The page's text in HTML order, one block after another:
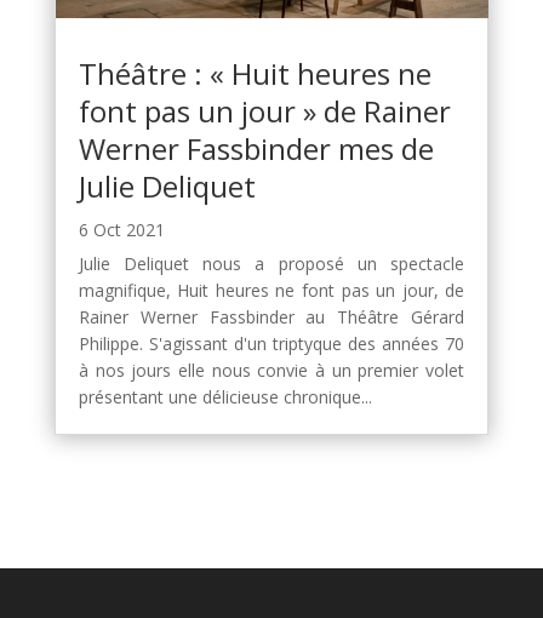
Théâtre : « Huit heures ne
font pas un jour » de Rainer
Werner Fassbinder mes de
Julie Deliquet
6 Oct 2021
Julie Deliquet nous a proposé un spectacle
magnifique, Huit heures ne font pas un jour, de
Rainer Werner Fassbinder au Théâtre Gérard
Philippe. S'agissant d'un triptyque des années 70
à nos jours elle nous convie à un premier volet
présentant une délicieuse chronique...